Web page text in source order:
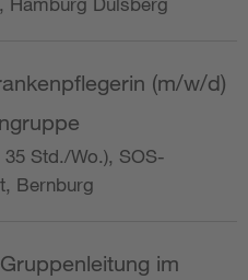
(m/w/d)
Std./Wo.), SOS-
Bernburg
im